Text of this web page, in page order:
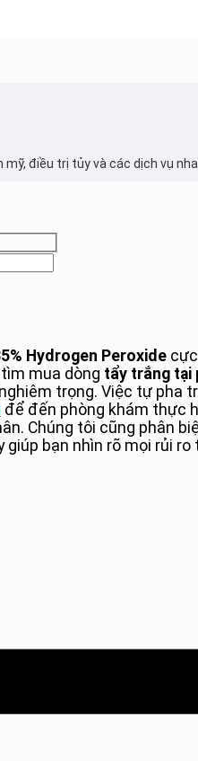
điều trị tủy và các dịch vụ
Hydrogen Peroxidecực
mua dòng tẩy trắng tại
trọng. Việc tự pha
để đến phòng khám thực
Chúng tôi cũng phân
bạn nhìn rõ mọi rủi ro